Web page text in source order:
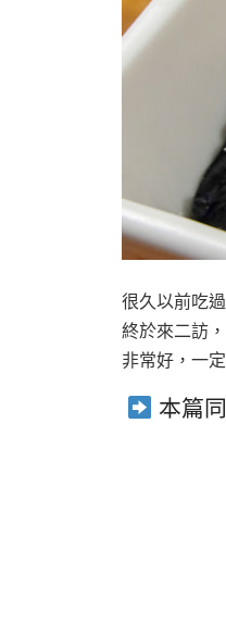
很久以前吃
終於來二訪
非常好，一
本篇